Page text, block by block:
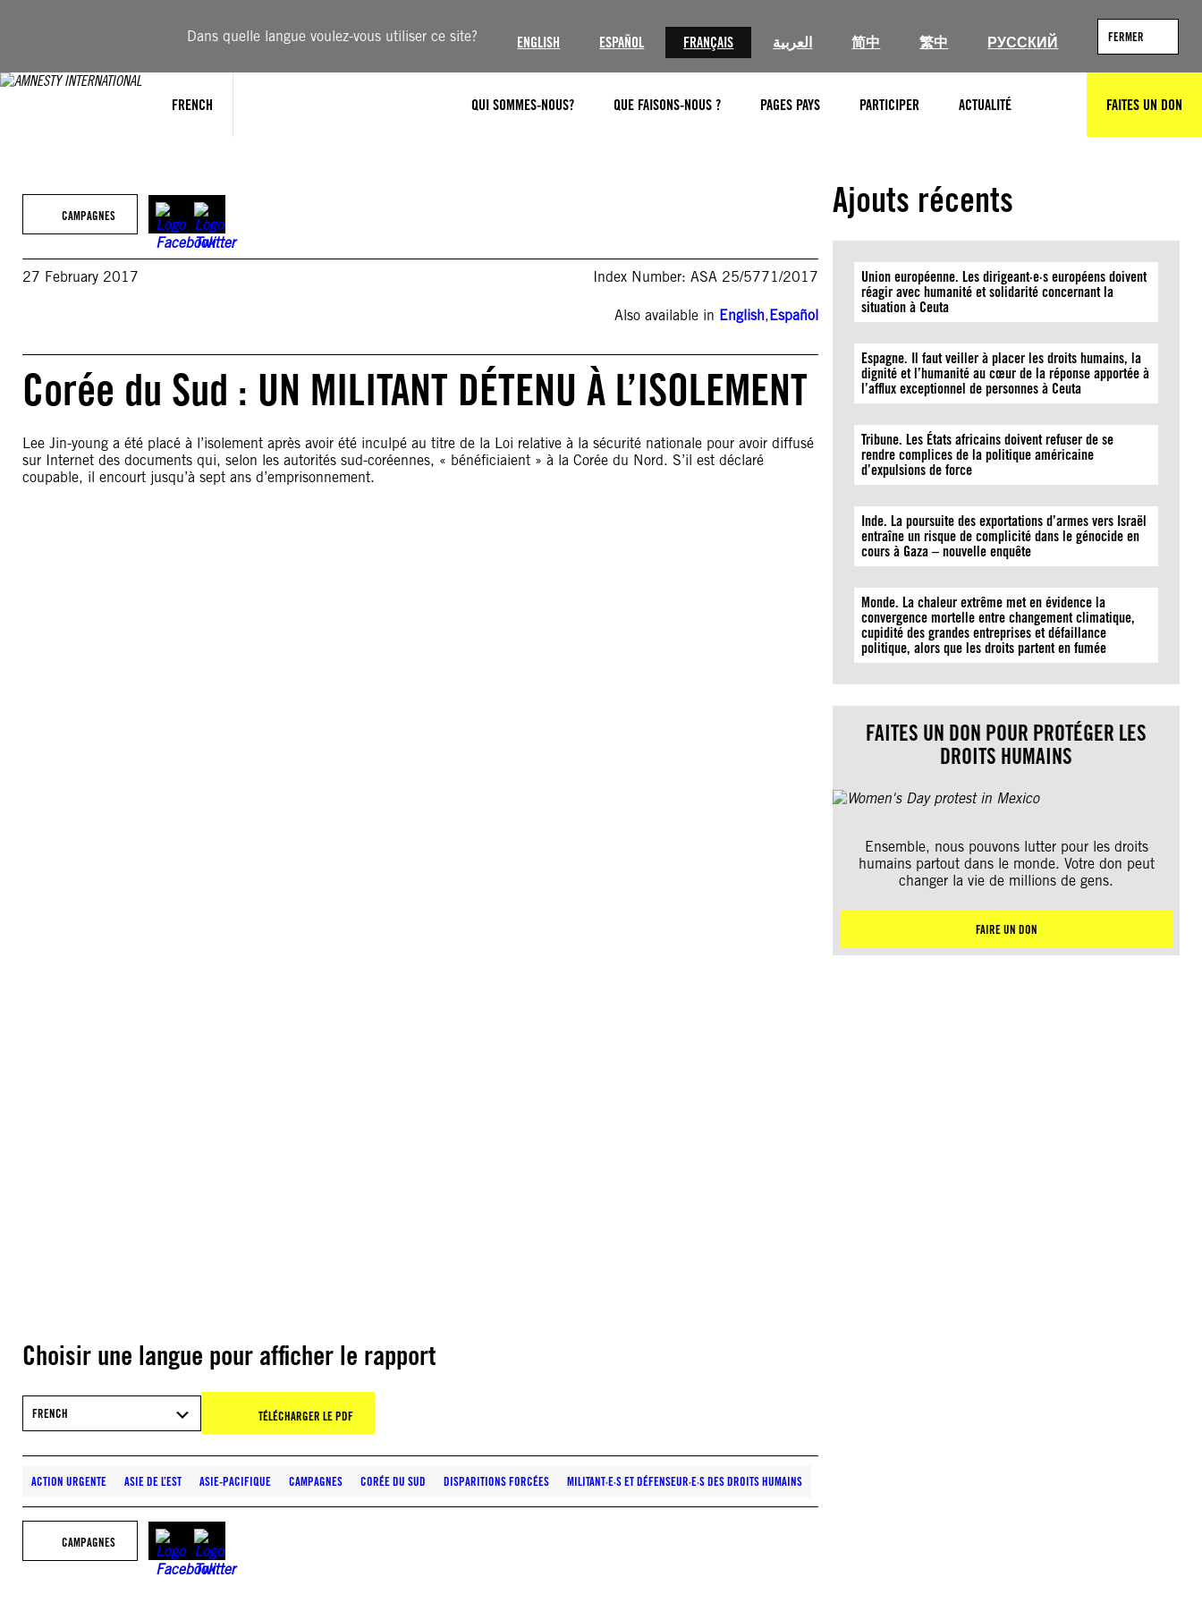
Dans quelle langue voulez-vous utiliser ce site? ENGLISH ESPAÑOL FRANÇAIS العربية 简中 繁中 РУССКИЙ FERMER
FRENCH QUI SOMMES-NOUS? QUE FAISONS-NOUS ? PAGES PAYS PARTICIPER ACTUALITÉ RECHERCHERFAITES UN DON
CAMPAGNES
27 February 2017 Index Number: ASA 25/5771/2017
Also available in English,Español
Corée du Sud : UN MILITANT DÉTENU À L’ISOLEMENT
Lee Jin-young a été placé à l’isolement après avoir été inculpé au titre de la Loi relative à la sécurité nationale pour avoir diffusé
sur Internet des documents qui, selon les autorités sud-coréennes, « bénéficiaient » à la Corée du Nord. S’il est déclaré
coupable, il encourt jusqu’à sept ans d’emprisonnement.
Choisir une langue pour afficher le rapport
FRENCH TÉLÉCHARGER LE PDF
ACTION URGENTE ASIE DE L’EST ASIE-PACIFIQUE CAMPAGNES CORÉE DU SUD DISPARITIONS FORCÉES MILITANT·E·S ET DÉFENSEUR·E·S DES DROITS HUMAINS
CAMPAGNES
Ajouts récents
Union européenne. Les dirigeant·e·s européens doivent
réagir avec humanité et solidarité concernant la
situation à Ceuta
Espagne. Il faut veiller à placer les droits humains, la
dignité et l’humanité au cœur de la réponse apportée à
l’afflux exceptionnel de personnes à Ceuta
Tribune. Les États africains doivent refuser de se
rendre complices de la politique américaine
d’expulsions de force
Inde. La poursuite des exportations d’armes vers Israël
entraîne un risque de complicité dans le génocide en
cours à Gaza – nouvelle enquête
Monde. La chaleur extrême met en évidence la
convergence mortelle entre changement climatique,
cupidité des grandes entreprises et défaillance
politique, alors que les droits partent en fumée
FAITES UN DON POUR PROTÉGER LES
DROITS HUMAINS
Ensemble, nous pouvons lutter pour les droits
humains partout dans le monde. Votre don peut
changer la vie de millions de gens.
FAIRE UN DON